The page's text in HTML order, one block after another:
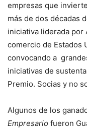
empresas que
más de dos décadas
iniciativa liderada por
comercio de Estados
convocando a
iniciativas de
Premio. Socias y no
Algunos de los
Empresario fueron